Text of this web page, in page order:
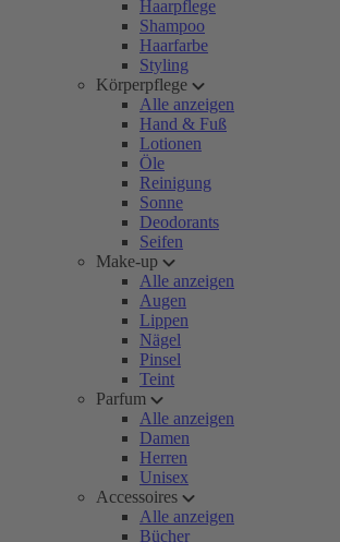
Haarpflege
Shampoo
Haarfarbe
Styling
Körperpflege
Alle anzeigen
Hand & Fuß
Lotionen
Öle
Reinigung
Sonne
Deodorants
Seifen
Make-up
Alle anzeigen
Augen
Lippen
Nägel
Pinsel
Teint
Parfum
Alle anzeigen
Damen
Herren
Unisex
Accessoires
Alle anzeigen
Bücher